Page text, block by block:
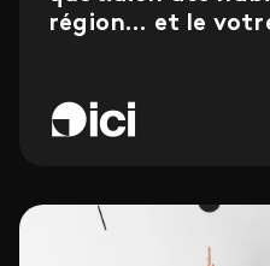
région... et le